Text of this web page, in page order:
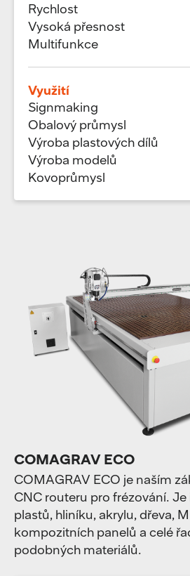
Rychlost
Vysoká přesnost
Multifunkce
Využití
Signmaking
Obalový průmysl
Výroba plastových dílů
Výroba modelů
Kovoprůmysl
COMAGRAV ECO
COMAGRAV ECO je naším
CNC routeru pro frézování.
plastů, hliníku, akrylu, dřeva,
kompozitních panelů a celé
podobných materiálů.